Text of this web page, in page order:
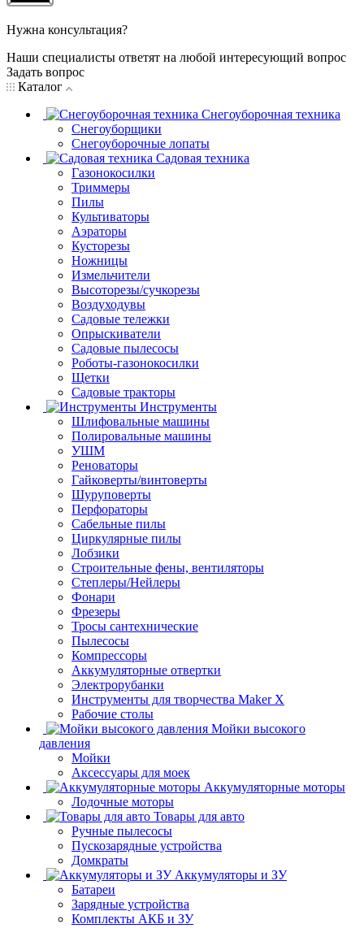
Нужна консультация?
Наши специалисты ответят на любой интересующий вопрос
Задать вопрос
Каталог
Снегоуборочная техника
Снегоуборщики
Снегоуборочные лопаты
Садовая техника
Газонокосилки
Триммеры
Пилы
Культиваторы
Аэраторы
Кусторезы
Ножницы
Измельчители
Высоторезы/сучкорезы
Воздуходувы
Садовые тележки
Опрыскиватели
Садовые пылесосы
Роботы-газонокосилки
Щетки
Садовые тракторы
Инструменты
Шлифовальные машины
Полировальные машины
УШМ
Реноваторы
Гайковерты/винтоверты
Шуруповерты
Перфораторы
Сабельные пилы
Циркулярные пилы
Лобзики
Строительные фены, вентиляторы
Степлеры/Нейлеры
Фонари
Фрезеры
Тросы сантехнические
Пылесосы
Компрессоры
Аккумуляторные отвертки
Электрорубанки
Инструменты для творчества Maker X
Рабочие столы
Мойки высокого
давления
Мойки
Аксессуары для моек
Аккумуляторные моторы
Лодочные моторы
Товары для авто
Ручные пылесосы
Пускозарядные устройства
Домкраты
Аккумуляторы и ЗУ
Батареи
Зарядные устройства
Комплекты АКБ и ЗУ